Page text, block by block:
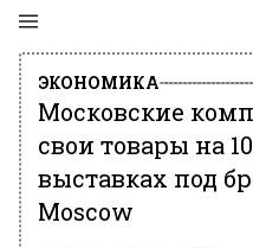
ЭКОНОМИКА
Московские
свои товары на
выставках под
Moscow